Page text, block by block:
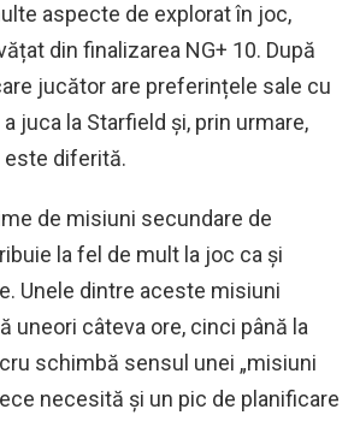
aspecte de explorat în joc,
din finalizarea NG+ 10. După
jucător are preferințele sale cu
juca la Starfield și, prin urmare,
diferită.
de misiuni secundare de
la fel de mult la joc ca și
Unele dintre aceste misiuni
uneori câteva ore, cinci până la
schimbă sensul unei „misiuni
necesită și un pic de planificare